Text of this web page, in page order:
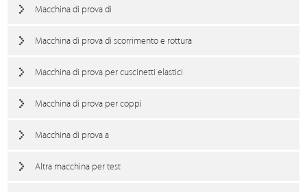
Macchina di prova di
Macchina di prova di scorrimento e rottura
Macchina di prova per cuscinetti elastici
Macchina di prova per coppi
Macchina di prova a
Altra macchina per test